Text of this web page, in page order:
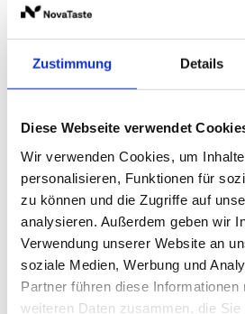
Zustimmung Details
Diese Webseite verwendet
Wir verwenden Cookies, um
personalisieren, Funktionen für
zu können und die Zugriffe auf
analysieren. Außerdem geben wir
Verwendung unserer Website an
soziale Medien, Werbung und
Partner führen diese
weiteren Daten zusammen, die Sie
Fisch
Saftiger Lachs, heimischer
oder auch Garnelen und
sich mit der Gewürzmischung
Ebene heben. Diese
Geschmack von Zitrone mit
einer angenehmen
Gerichten eine wunderbare
köstliches Aroma.